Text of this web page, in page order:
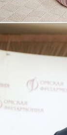
Сайт
Буркова